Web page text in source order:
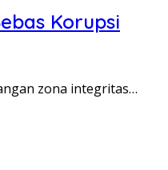
Korupsi
zona integritas…